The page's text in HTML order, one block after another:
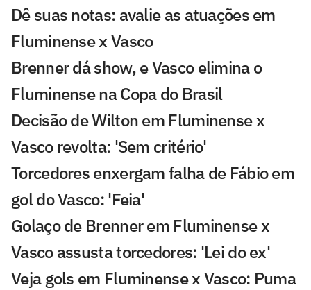
Dê suas notas: avalie as atuações em
Fluminense x Vasco
Brenner dá show, e Vasco elimina o
Fluminense na Copa do Brasil
Decisão de Wilton em Fluminense x
Vasco revolta: 'Sem critério'
Torcedores enxergam falha de Fábio em
gol do Vasco: 'Feia'
Golaço de Brenner em Fluminense x
Vasco assusta torcedores: 'Lei do ex'
Veja gols em Fluminense x Vasco: Puma